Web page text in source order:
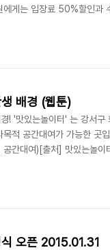
에게는 입장료 50%할인과
리티2nd 파티팀코치 : 최정
트/기타공간대여 (문의)
배경 (웹툰)
! '맛있는놀이터' 는 강서
적 공간대여가 가능한 곳
간대여)[출처] 맛있는놀
/
오픈 2015.01.31